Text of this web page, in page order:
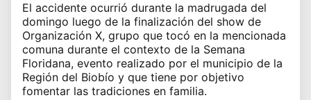
El accidente ocurrió durante la madrugada del
domingo luego de la finalización del show de
Organización X, grupo que tocó en la mencionada
comuna durante el contexto de la Semana
Floridana, evento realizado por el municipio de la
Región del Biobío y que tiene por objetivo
fomentar las tradiciones en familia.